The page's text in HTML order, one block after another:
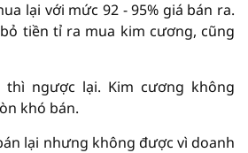
lại với mức 92 - 95% giá bán ra.
tiền tỉ ra mua kim cương, cũng
ngược lại. Kim cương không
khó bán.
lại nhưng không được vì doanh